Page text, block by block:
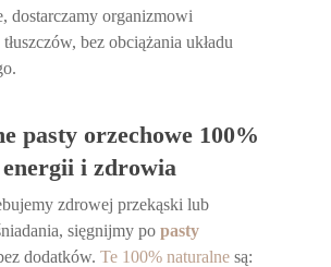
dostarczamy organizmowi
bez obciążania układu
pasty orzechowe 100%
energii i zdrowia
zdrowej przekąski lub
sięgnijmy popasty
dodatków.Te 100% naturalne są: